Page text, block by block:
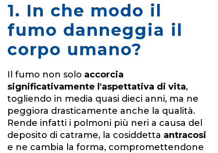
1. In che modo il
fumo danneggia il
corpo umano?
Il fumo non solo accorcia
significativamente l'aspettativa di vita,
togliendo in media quasi dieci anni, ma ne
peggiora drasticamente anche la qualità.
Rende infatti i polmoni più neri a causa del
deposito di catrame, la cosiddetta antracosi
e ne cambia la forma, compromettendone